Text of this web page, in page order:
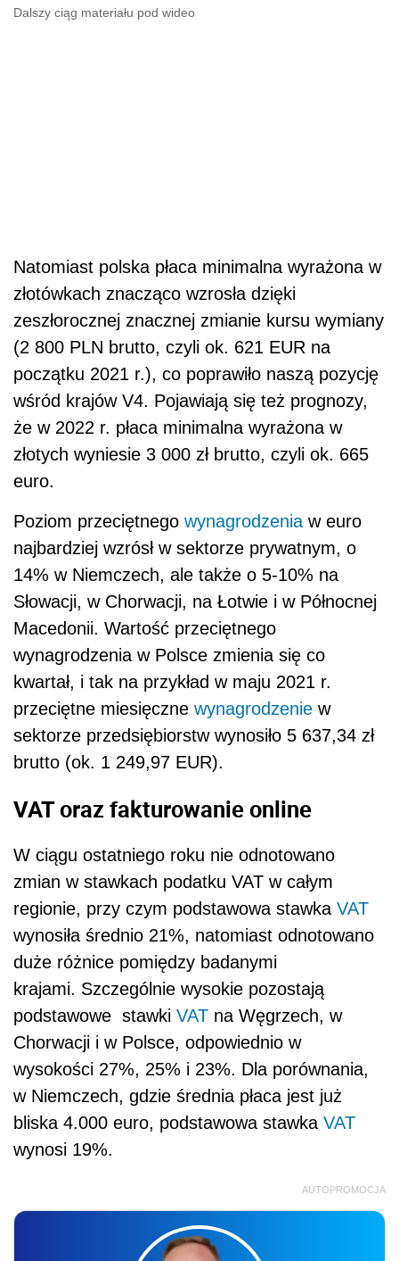
Dalszy ciąg materiału pod wideo
Natomiast polska płaca minimalna wyrażona w
złotówkach znacząco wzrosła dzięki
zeszłorocznej znacznej zmianie kursu wymiany
(2 800 PLN brutto, czyli ok. 621 EUR na
początku 2021 r.), co poprawiło naszą pozycję
wśród krajów V4. Pojawiają się też prognozy,
że w 2022 r. płaca minimalna wyrażona w
złotych wyniesie 3 000 zł brutto, czyli ok. 665
euro.
Poziom przeciętnego wynagrodzenia w euro
najbardziej wzrósł w sektorze prywatnym, o
14% w Niemczech, ale także o 5-10% na
Słowacji, w Chorwacji, na Łotwie i w Północnej
Macedonii. Wartość przeciętnego
wynagrodzenia w Polsce zmienia się co
kwartał, i tak na przykład w maju 2021 r.
przeciętne miesięczne wynagrodzenie w
sektorze przedsiębiorstw wynosiło 5 637,34 zł
brutto (ok. 1 249,97 EUR).
VAT oraz fakturowanie online
W ciągu ostatniego roku nie odnotowano
zmian w stawkach podatku VAT w całym
regionie, przy czym podstawowa stawka VAT
wynosiła średnio 21%, natomiast odnotowano
duże różnice pomiędzy badanymi
krajami. Szczególnie wysokie pozostają
podstawowe stawki VAT na Węgrzech, w
Chorwacji i w Polsce, odpowiednio w
wysokości 27%, 25% i 23%. Dla porównania,
w Niemczech, gdzie średnia płaca jest już
bliska 4.000 euro, podstawowa stawka VAT
wynosi 19%.
AUTOPROMOCJA